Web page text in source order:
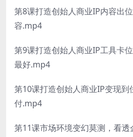
第8课打造创始人商业IP内容出
容.mp4
第9课打造创始人商业IP工具卡
最好.mp4
第10课打造创始人商业IP变现到
付.mp4
第11课市场环境变幻莫测，看